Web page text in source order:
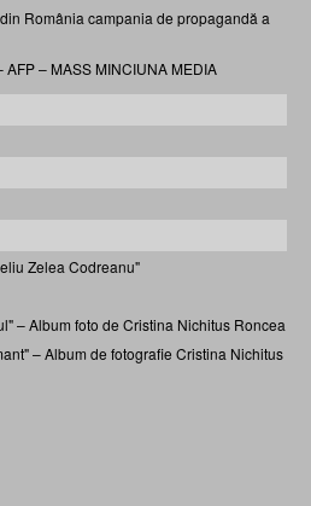
România campania de propagandă a
– MASS MINCIUNA MEDIA
Zelea Codreanu"
– Album foto de Cristina Nichitus Roncea
– Album de fotografie Cristina Nichitus